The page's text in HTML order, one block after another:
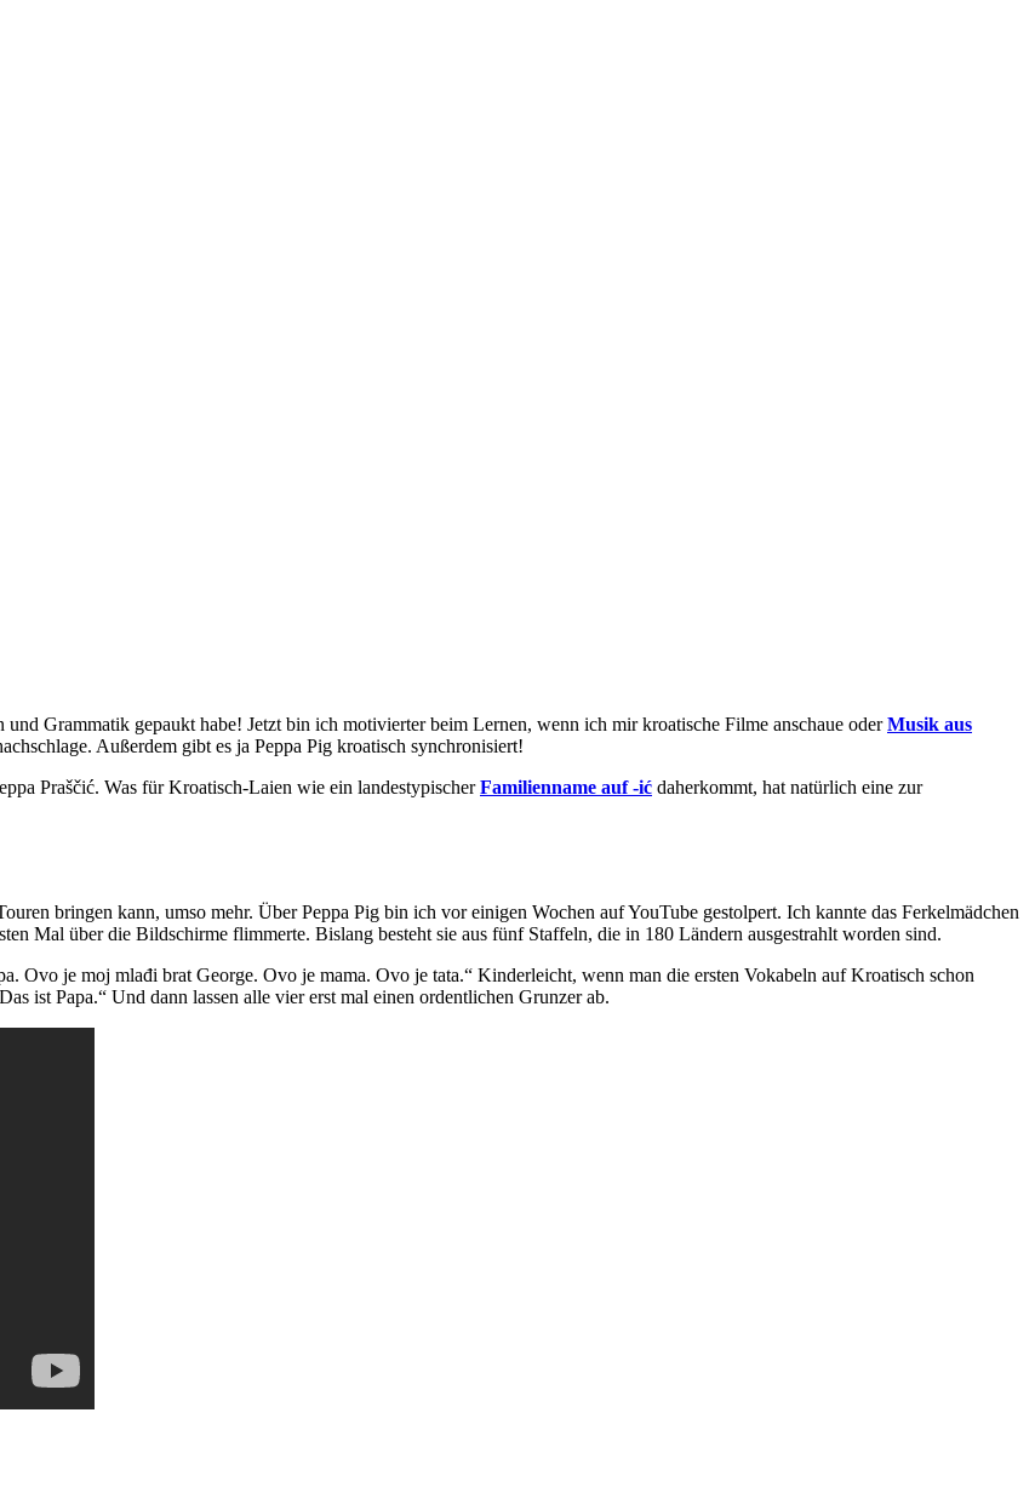
Grammatik gepaukt habe! Jetzt bin ich motivierter beim Lernen, wenn ich mir kroatische Filme anschaue oderMusik aus
Außerdem gibt es ja Peppa Pig kroatisch synchronisiert!
Praščić. Was für Kroatisch-Laien wie ein landestypischerFamilienname auf -ić daherkommt, hat natürlich eine zur
bringen kann, umso mehr. Über Peppa Pig bin ich vor einigen Wochen auf YouTube gestolpert. Ich kannte das Ferkelmädchen
Mal über die Bildschirme flimmerte. Bislang besteht sie aus fünf Staffeln, die in 180 Ländern ausgestrahlt worden sind.
Ovo je moj mlađi brat George. Ovo je mama. Ovo je tata.“ Kinderleicht, wenn man die ersten Vokabeln auf Kroatisch schon
ist Papa.“ Und dann lassen alle vier erst mal einen ordentlichen Grunzer ab.